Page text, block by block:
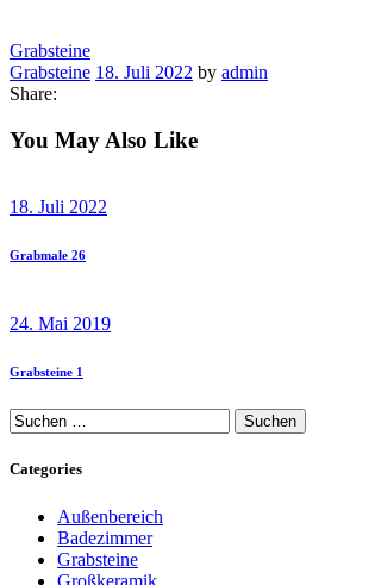
Grabsteine
Grabsteine 18. Juli 2022 by admin
Share:
You May Also Like
18. Juli 2022
Grabmale 26
24. Mai 2019
Grabsteine 1
Suchen
nach:
Categories
Außenbereich
Badezimmer
Grabsteine
Großkeramik